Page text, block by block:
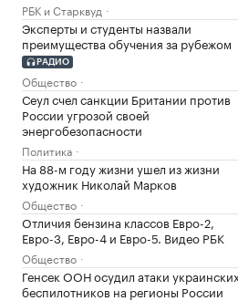
РБК и Старквуд
Эксперты и студенты назвали
преимущества обучения за рубежом
РАДИО
Общество
Сеул счел санкции Британии против
России угрозой своей
энергобезопасности
Политика
На 88-м году жизни ушел из жизни
художник Николай Марков
Общество
Отличия бензина классов Евро-2,
Евро-3, Евро-4 и Евро-5. Видео РБК
Общество
Генсек ООН осудил атаки украинских
беспилотников на регионы России